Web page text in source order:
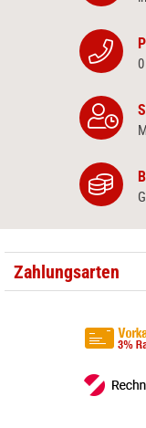
Zahlungsarten